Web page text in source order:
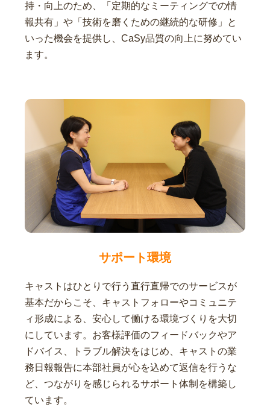
持・向上のため、「定期的なミーティングでの情
報共有」や「技術を磨くための継続的な研修」と
いった機会を提供し、CaSy品質の向上に努めてい
ます。
サポート環境
キャストはひとりで行う直行直帰でのサービスが
基本だからこそ、キャストフォローやコミュニテ
ィ形成による、安心して働ける環境づくりを大切
にしています。お客様評価のフィードバックやア
ドバイス、トラブル解決をはじめ、キャストの業
務日報報告に本部社員が心を込めて返信を行うな
ど、つながりを感じられるサポート体制を構築し
ています。